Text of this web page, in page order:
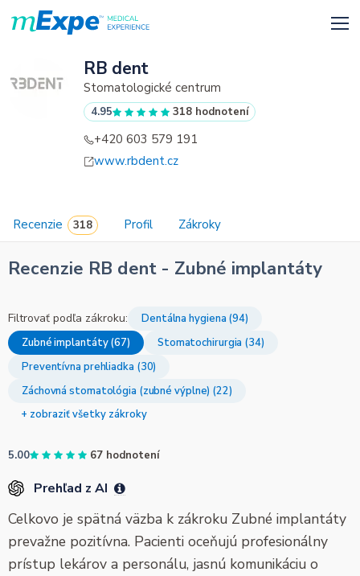
RB dent
Stomatologické centrum
4.95 318 hodnotení
+420 603 579 191
www.rbdent.cz
Recenzie Profil Zákroky
Recenzie RB dent - Zubné implantáty
Filtrovať podľa zákroku:
Dentálna hygiena (94)
Zubné implantáty (67)
Stomatochirurgia (34)
Preventívna prehliadka (30)
Záchovná stomatológia (zubné výplne) (22)
+ zobraziť všetky zákroky
5.00 67 hodnotení
Prehľad z AI
Celkovo je spätná väzba k zákroku Zubné implantáty
prevažne pozitívna. Pacienti oceňujú profesionálny
prístup lekárov a personálu, jasnú komunikáciu o